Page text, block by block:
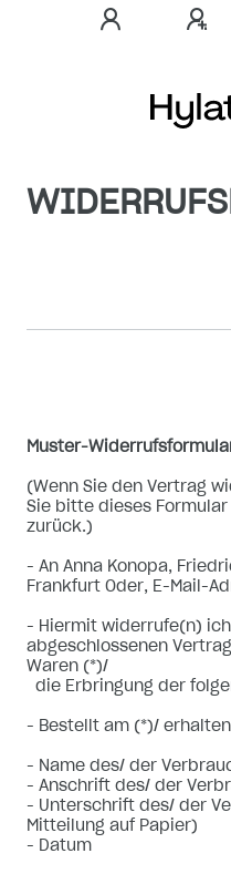
Muster-
(Wenn Sie den Vertrag
Sie bitte dieses
zurück.)
- An Anna Konopa,
Frankfurt Oder, E-Mail-
- Hiermit widerrufe(n)
abgeschlossenen
Waren (*)/
die Erbringung der
- Bestellt am (*)/
- Name des/ der
- Anschrift des/ der
- Unterschrift des/ der
Mitteilung auf Papier)
- Datum